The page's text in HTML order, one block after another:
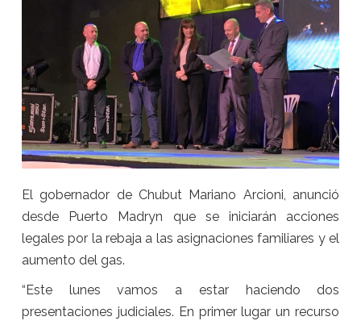
El gobernador de Chubut Mariano Arcioni, anunció
desde Puerto Madryn que se iniciarán acciones
legales por la rebaja a las asignaciones familiares y el
aumento del gas.
“Este lunes vamos a estar haciendo dos
presentaciones judiciales. En primer lugar un recurso